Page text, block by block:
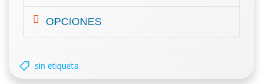
OPCIONES
sin etiqueta